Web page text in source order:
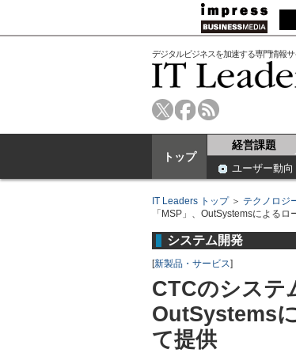
デジタルビジネスを加速する専門情報サ
トップ
経営課題
ユーザー動向
IT Leaders トップ＞ テクノロジ
「MSP」、OutSystemsによる
システム開発
[新製品・サービス]
CTCのシステ
OutSystems
て提供